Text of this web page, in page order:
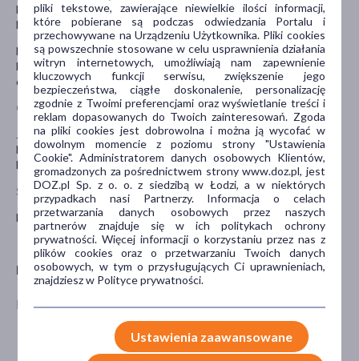
Producent
FUJISAWA
lekach, które pacjent planuje przyjmować, w tym również o tych,
które wydawane są bez recepty.
Można stosować kremy nawilżające i płyny kosmetyczne w czasie
leczenia maścią Protopic, lecz nie należy ich używać w ciągu
dwóch godzin po zastosowaniu leku Protopic.
Ciąża i karmienie piersią
Jeśli pacjentka jest w ciąży lub karmi piersią, przypuszcza, że może
być w ciąży, lub gdy planuje mieć dziecko, powinna poradzić się
lekarza lub farmaceuty przed zastosowaniem tego leku.
Stosowanie leku u dzieci i młodzieży
Decyzję o stosowaniu leku u dzieci podejmuje lekarz.
pliki tekstowe, zawierające niewielkie ilości informacji,
które pobierane są podczas odwiedzania Portalu i
przechowywane na Urządzeniu Użytkownika. Pliki cookies
są powszechnie stosowane w celu usprawnienia działania
witryn internetowych, umożliwiają nam zapewnienie
kluczowych funkcji serwisu, zwiększenie jego
bezpieczeństwa, ciągłe doskonalenie, personalizację
zgodnie z Twoimi preferencjami oraz wyświetlanie treści i
reklam dopasowanych do Twoich zainteresowań. Zgoda
na pliki cookies jest dobrowolna i można ją wycofać w
dowolnym momencie z poziomu strony "Ustawienia
Cookie". Administratorem danych osobowych Klientów,
gromadzonych za pośrednictwem strony www.doz.pl, jest
DOZ.pl Sp. z o. o. z siedzibą w Łodzi, a w niektórych
przypadkach nasi Partnerzy. Informacja o celach
przetwarzania danych osobowych przez naszych
partnerów znajduje się w ich politykach ochrony
prywatności. Więcej informacji o korzystaniu przez nas z
plików cookies oraz o przetwarzaniu Twoich danych
osobowych, w tym o przysługujących Ci uprawnieniach,
znajdziesz w Polityce prywatności.
Ustawienia zaawansowane